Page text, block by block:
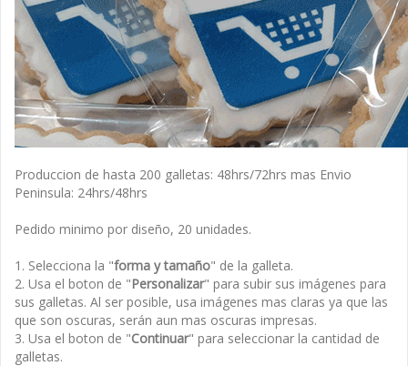
Produccion de hasta 200 galletas: 48hrs/72hrs mas Envio
Peninsula: 24hrs/48hrs
Pedido minimo por diseño, 20 unidades.
1. Selecciona la "forma y tamaño" de la galleta.
2. Usa el boton de "Personalizar" para subir sus imágenes para
sus galletas. Al ser posible, usa imágenes mas claras ya que las
que son oscuras, serán aun mas oscuras impresas.
3. Usa el boton de "Continuar" para seleccionar la cantidad de
galletas.